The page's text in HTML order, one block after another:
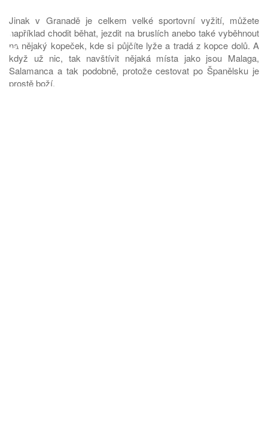
Jinak v Granadě je celkem velké sportovní vyžití, můžete
například chodit běhat, jezdit na bruslích anebo také vyběhnout
na nějaký kopeček, kde si půjčíte lyže a tradá z kopce dolů. A
když už nic, tak navštívit nějaká místa jako jsou Malaga,
Salamanca a tak podobně, protože cestovat po Španělsku je
prostě boží.